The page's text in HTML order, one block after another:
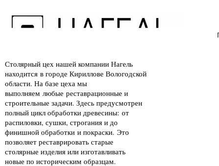
Столярный цех нашей компании Нагель
находится в городе Кириллове Вологодской
области. На базе цеха мы
выполняем любые реставрационные и
строительные задачи. Здесь предусмотрен
полный цикл обработки древесины: от
распиловки, сушки, строгания и до
финишной обработки и покраски. Это
позволяет реставрировать старые
столярные изделия или изготавливать
новые по историческим образцам.